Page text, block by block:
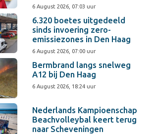
6 August 2026, 07:03 uur
6.320 boetes uitgedeeld
sinds invoering zero-
emissiezones in Den Haag
6 August 2026, 07:00 uur
Bermbrand langs snelweg
A12 bij Den Haag
6 August 2026, 18:24 uur
Nederlands Kampioenschap
Beachvolleybal keert terug
naar Scheveningen